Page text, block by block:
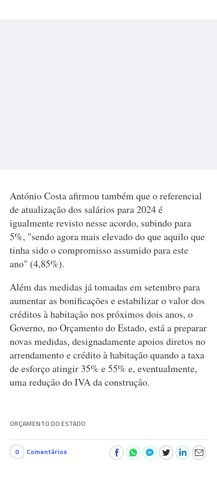
António Costa afirmou também que o referencial
de atualização dos salários para 2024 é
igualmente revisto nesse acordo, subindo para
5%, "sendo agora mais elevado do que aquilo que
tinha sido o compromisso assumido para este
ano" (4,85%).
Além das medidas já tomadas em setembro para
aumentar as bonificações e estabilizar o valor dos
créditos à habitação nos próximos dois anos, o
Governo, no Orçamento do Estado, está a preparar
novas medidas, designadamente apoios diretos no
arrendamento e crédito à habitação quando a taxa
de esforço atingir 35% e 55% e, eventualmente,
uma redução do IVA da construção.
ORÇAMENTO DO ESTADO
0 Comentários